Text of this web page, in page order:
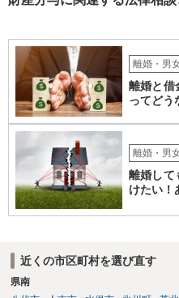
離婚・男
離婚と借
ってどう
離婚・男
離婚して
けたい！
近くの市区町村を選び直す
県南